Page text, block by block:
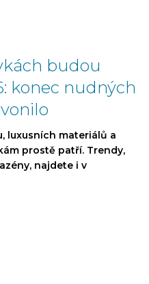
budou
konec nudných
luxusních materiálů a
prostě patří. Trendy,
najdete i v